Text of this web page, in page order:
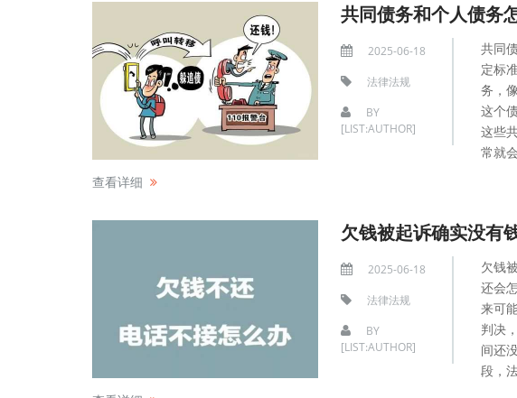
共同债务和个人债务
2025-06-18
法律法规
BY
[LIST:AUTHOR]
共同
定标
务，
这个
这些
常就
查看详细
欠钱被起诉确实没有
2025-06-18
法律法规
BY
[LIST:AUTHOR]
欠钱
还会
来可
判决
间还
段，